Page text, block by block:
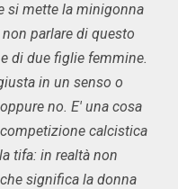
si mette la minigonna
parlare di questo
di due figlie femmine.
in un senso o
no. E' una cosa
calcistica
tifa: in realtà non
significa la donna